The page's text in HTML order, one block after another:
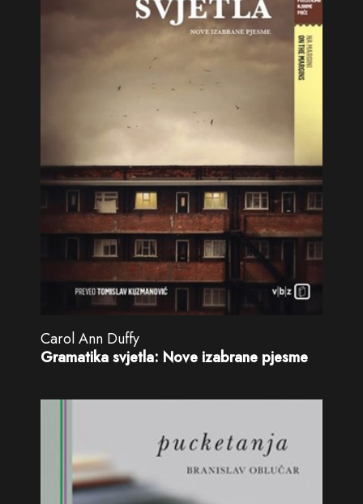
Carol Ann Duffy
Gramatika svjetla: Nove izabrane pjesme